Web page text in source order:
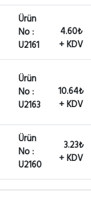
Ürün
No :
U2161
4.60₺
+ KDV
Ürün
No :
U2163
10.64₺
+ KDV
Ürün
No :
U2160
3.23₺
+ KDV